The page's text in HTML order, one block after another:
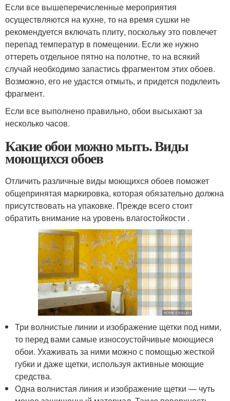
Если все вышеперечисленные мероприятия
осуществляются на кухне, то на время сушки не
рекомендуется включать плиту, поскольку это повлечет
перепад температур в помещении. Если же нужно
оттереть отдельное пятно на полотне, то на всякий
случай необходимо запастись фрагментом этих обоев.
Возможно, его не удастся отмыть, и придется подклеить
фрагмент.
Если все выполнено правильно, обои высыхают за
несколько часов.
Какие обои можно мыть. Виды
моющихся обоев
Отличить различные виды моющихся обоев поможет
общепринятая маркировка, которая обязательно должна
присутствовать на упаковке. Прежде всего стоит
обратить внимание на уровень влагостойкости .
Три волнистые линии и изображение щетки под ними,
то перед вами самые износоустойчивые моющиеся
обои. Ухаживать за ними можно с помощью жесткой
губки и даже щетки, используя активные моющие
средства.
Одна волнистая линия и изображение щетки — чуть